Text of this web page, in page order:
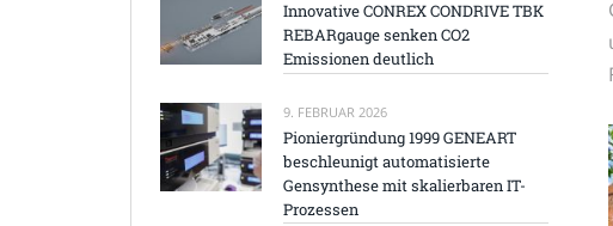
Innovative CONREX CONDRIVE TBK
REBARgauge senken CO2
Emissionen deutlich
9. FEBRUAR 2026
Pioniergründung 1999 GENEART
beschleunigt automatisierte
Gensynthese mit skalierbaren IT-
Prozessen